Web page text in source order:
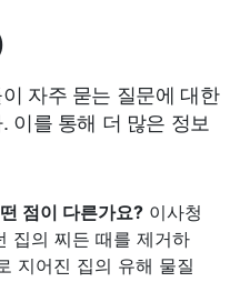
자주 묻는 질문에 대한
이를 통해 더 많은 정보
점이 다른가요? 이사청
집의 찌든 때를 제거하
지어진 집의 유해 물질